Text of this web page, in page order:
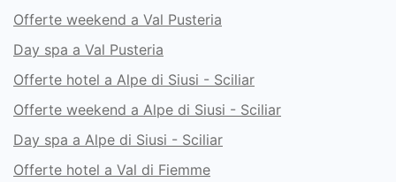
Offerte weekend a Val Pusteria
Day spa a Val Pusteria
Offerte hotel a Alpe di Siusi - Sciliar
Offerte weekend a Alpe di Siusi - Sciliar
Day spa a Alpe di Siusi - Sciliar
Offerte hotel a Val di Fiemme